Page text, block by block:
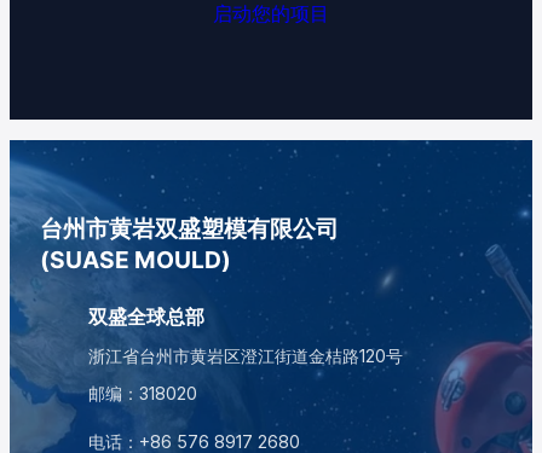
启动您的项目
台州市黄岩双盛塑模有限公司
(SUASE MOULD)
双盛全球总部
浙江省台州市黄岩区澄江街道金桔路120号
邮编：318020
电话： +86 576 8917 2680